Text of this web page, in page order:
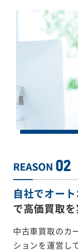
自社でオー
で高価買取
中古車買取のカ
ションを運営し